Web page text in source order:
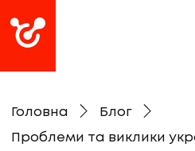
Головна Блог
Проблеми та виклики